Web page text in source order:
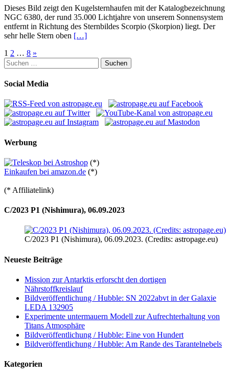
Dieses Bild zeigt den Kugelsternhaufen mit der Katalogbezeichnung
NGC 6380, der rund 35.000 Lichtjahre von unserem Sonnensystem
entfernt in Richtung des Sternbildes Scorpio (Skorpion) liegt. Der
sehr helle Stern oben […]
Seitennummerierung
der
Beiträge
1 2 … 8 »
Suchen
nach:
Social Media
Werbung
(*)
Einkaufen bei amazon.de (*)
(* Affiliatelink)
C/2023 P1 (Nishimura), 06.09.2023
C/2023 P1 (Nishimura), 06.09.2023. (Credits: astropage.eu)
Neueste Beiträge
Mission zur Antarktis erforscht den dortigen
Nährstoffkreislauf
Bildveröffentlichung / Hubble: SN 2022abvt in der Galaxie
LEDA 132905
Experimente untermauern Modell zur Aufrechterhaltung von
Titans Atmosphäre
Bildveröffentlichung / Hubble: Eine von Hundert
Bildveröffentlichung / Hubble: Am Rande des Tarantelnebels
Kategorien